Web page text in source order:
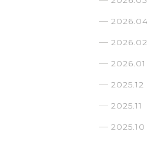
2026.04
2026.02
2026.01
2025.12
2025.11
2025.10